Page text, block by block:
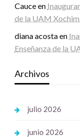
Cauceen
de la UAM
diana acostaen
Enseñanza de la
Archivos
julio 2026
junio 2026